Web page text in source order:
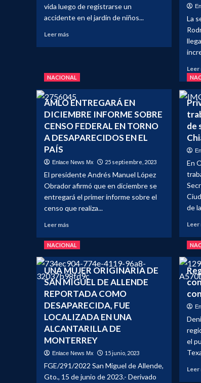
vida luego de registrarse un
accidente en el jardín de niños...
Leer másLeer
en
kínder
deja
menor
sin
vida
La
Leer
NACIONAL
AMLO ENTREGARÁ EN
DICIEMBRE INFORME SOBRE
CENSO FEDERAL EN TORNO
A DESAPARECIDOS EN EL
PAÍS
Enlace News Mx 25 septiembre, 2023
El presidente Andrés Manuel López
Obrador afirmó que en diciembre se
entregará el primer informe sobre el
censo que realiza...
Leer másLeer
sobre
ENTREGARÁ
EN
DICIEMBRE
INFORME
CENSO
FEDERAL
EN
TORNO
DESAPARECIDOS
EN
EL
de
En
de
Leer
NACIONAL
UNA MUJER ORIGINARIA DE
SAN MIGUEL DE ALLENDE
REPORTADA COMO
DESAPARECIDA, FUE
LOCALIZADA EN UNA
ALCANTARILLA DE
MONTERREY
Enlace News Mx 15 junio, 2023
FGE/291/2022 San Miguel de Allende,
Gto., 15 de junio de 2023.- Derivado
el
Leer